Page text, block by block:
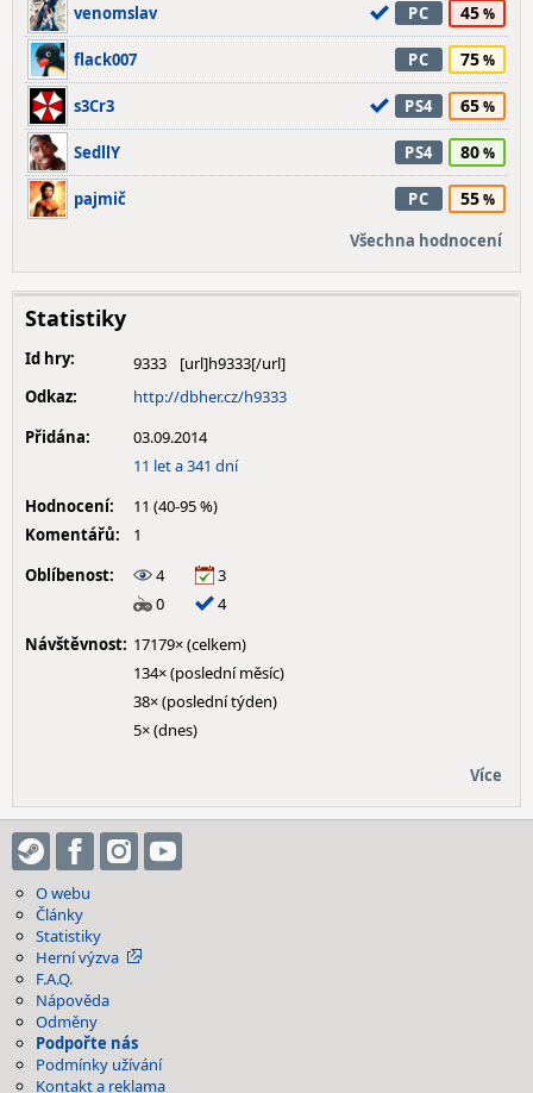
venomslav PC 45
flack007 PC 75
s3Cr3 PS4 65
SedllY PS4 80
pajmič PC 55
Všechna hodnocení
Statistiky
Id hry:
9333
Odkaz:
http://dbher.cz/h9333
Přidána:
03.09.2014
11 let a 341 dní
Hodnocení:
11 (40-95 %)
Komentářů:
1
Oblíbenost:
4
3
0
4
Návštěvnost: 17179× (celkem)
134× (poslední měsíc)
38× (poslední týden)
5× (dnes)
Více
O webu
Články
Statistiky
Herní výzva
F.A.Q.
Nápověda
Odměny
Podpořte nás
Podmínky užívání
Kontakt a reklama